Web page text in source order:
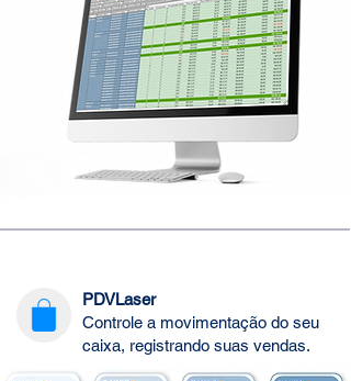
PDVLaser
Controle a movimentação do seu
caixa, registrando suas vendas.